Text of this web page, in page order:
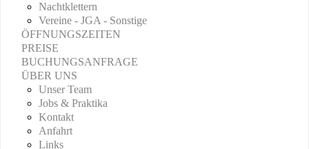
Nachtklettern
Vereine - JGA - Sonstige
ÖFFNUNGSZEITEN
PREISE
BUCHUNGSANFRAGE
ÜBER UNS
Unser Team
Jobs & Praktika
Kontakt
Anfahrt
Links